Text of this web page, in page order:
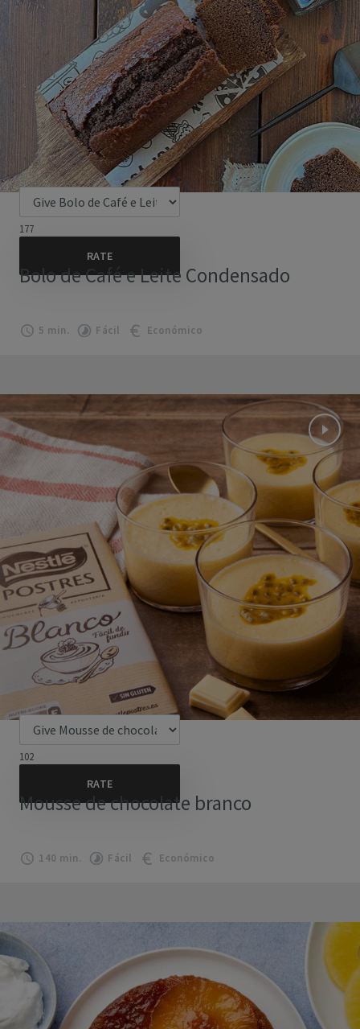
177
Bolo de Café e Leite Condensado
5 min. Fácil Económico
102
Mousse de chocolate branco
140 min. Fácil Económico